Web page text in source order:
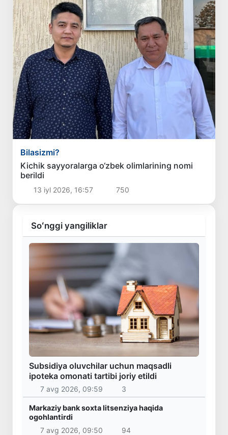
Bilasizmi?
Kichik sayyoralarga o‘zbek olimlarining nomi
berildi
13 iyl 2026, 16:57 750
Soʻnggi yangiliklar
Subsidiya oluvchilar uchun maqsadli
ipoteka omonati tartibi joriy etildi
7 avg 2026, 09:59 3
Markaziy bank soxta litsenziya haqida
ogohlantirdi
7 avg 2026, 09:50
94